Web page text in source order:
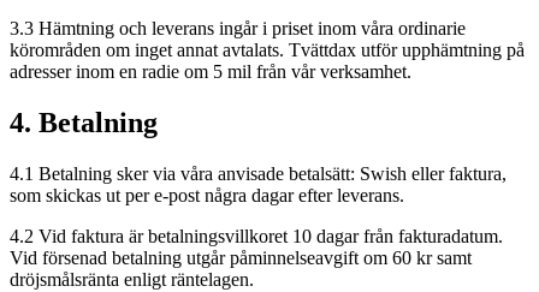
3.3 Hämtning och leverans ingår i priset inom våra ordinarie
körområden om inget annat avtalats. Tvättdax utför upphämtning på
adresser inom en radie om 5 mil från vår verksamhet.
4. Betalning
4.1 Betalning sker via våra anvisade betalsätt: Swish eller faktura,
som skickas ut per e-post några dagar efter leverans.
4.2 Vid faktura är betalningsvillkoret 10 dagar från fakturadatum.
Vid försenad betalning utgår påminnelseavgift om 60 kr samt
dröjsmålsränta enligt räntelagen.